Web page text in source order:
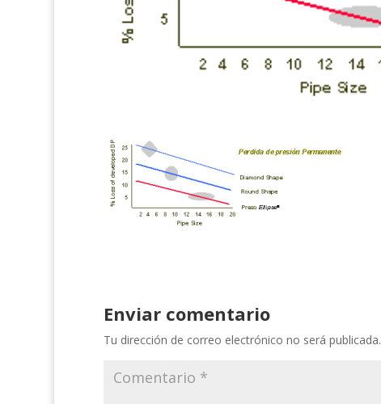
Enviar comentario
Tu dirección de correo electrónico no será publicada.